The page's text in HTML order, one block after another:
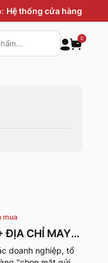
Hệ thống cửa hàng
0
mua
ĐỊA CHỈ MAY
CÔNG TY
doanh nghiệp, tổ